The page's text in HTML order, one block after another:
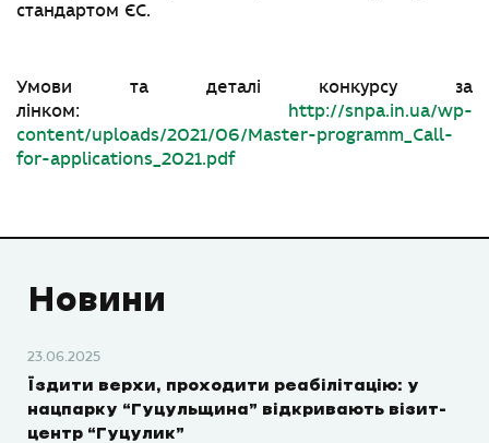
стандартом ЄС.
Умови та деталі конкурсу за
лінком:
http://snpa.in.ua/wp-
content/uploads/2021/06/Master-programm_Call-
for-applications_2021.pdf
Новини
23.06.2025
Їздити верхи, проходити реабілітацію: у
нацпарку “Гуцульщина” відкривають візит-
центр “Гуцулик”